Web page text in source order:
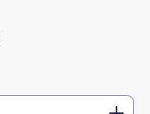
Wert ein